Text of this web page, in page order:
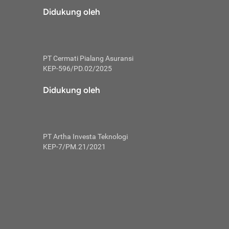
tidak
skor
Mulai
kembali ideal.
utang
Didukung oleh
PT Cermati Pialang Asuransi
KEP-596/PD.02/2025
Didukung oleh
PT Artha Investa Teknologi
KEP-7/PM.21/2021